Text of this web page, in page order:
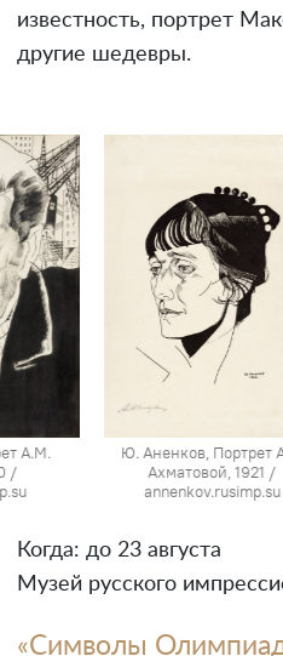
известность, портрет
другие шедевры.
А.М.
/
Ю. Аненков, Портрет
Ахматовой, 1921 /
annenkov.rusimp.su
Когда: до 23 августа
Музей русского
«Символы